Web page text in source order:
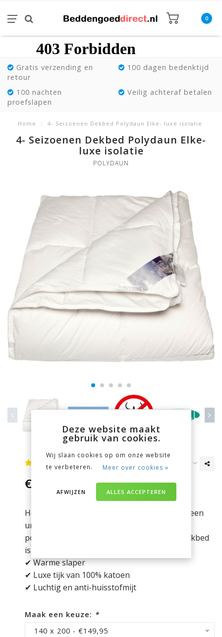
0
Gratis verzending en
retour
100 dagen bedenktijd
100 nachten
proefslapen
Veilig achteraf betalen
Home / 4- Seizoenen Dekbed Polydaun Elke- luxe isolatie
4- Seizoenen Dekbed Polydaun Elke-
luxe isolatie
POLYDAUN
€149,95 Incl. btw
Het Elke dekbed van Polydaun is gevuld met een
unieke combinatie van 3D Polarsoft
polyestervezels en Daunfill gelvulling. Het dekbed
is licht en zacht, net als dons!
✔ Warme slaper
✔ Luxe tijk van 100% katoen
✔ Luchtig en anti-huisstofmijt
Maak een keuze: *
140 x 200 - €149,95
Deze website maakt
gebruik van cookies.
Wij slaan cookies op om onze website
te verbeteren.
Meer over cookies »
ALLES ACCEPTEREN
AFWIJZEN